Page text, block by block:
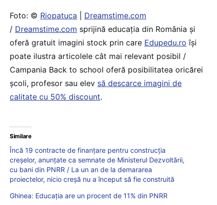
Foto: © Riopatuca
Dreamstime.com
/ Dreamstime.com sprijină educaţia din România şi
oferă gratuit imagini stock prin care Edupedu.ro îşi
poate ilustra articolele cât mai relevant posibil /
Campania Back to school oferă posibilitatea oricărei
școli, profesor sau elev să descarce imagini de
calitate cu 50% discount.
Similare
Încă 19 contracte de finanțare pentru construcția
creșelor, anunțate ca semnate de Ministerul Dezvoltării,
cu bani din PNRR / La un an de la demararea
proiectelor, nicio creșă nu a început să fie construită
Ghinea: Educația are un procent de 11% din PNRR